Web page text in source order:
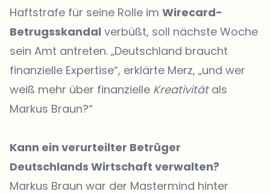
Haftstrafe für seine Rolle im Wirecard-
Betrugsskandal verbüßt, soll nächste Woche
sein Amt antreten. „Deutschland braucht
finanzielle Expertise“, erklärte Merz, „und wer
weiß mehr über finanzielle Kreativitätals
Markus Braun?“
Kann ein verurteilter Betrüger
Deutschlands Wirtschaft verwalten?
Markus Braun war der Mastermind hinter